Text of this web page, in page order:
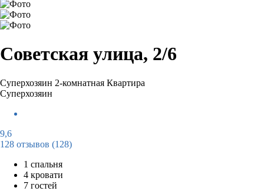
Советская улица, 2/6
Суперхозяин 2-комнатная Квартира
Суперхозяин
9,6
128 отзывов (128)
1 спальня
4 кровати
7 гостей